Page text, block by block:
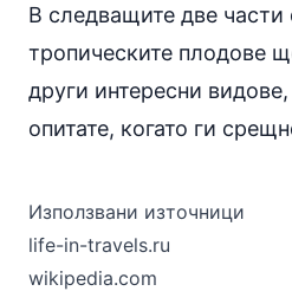
В следващите две части
тропическите плодове
други интересни
опитате, когато ги
Използвани източници
life-in-travels.ru
wikipedia.com